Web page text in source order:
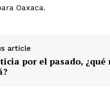
Oaxaca.
article
por el pasado, ¿qué